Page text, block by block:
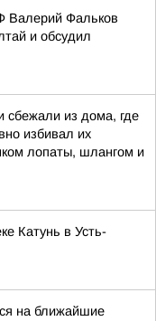
Валерий Фальков
и обсудил
сбежали из дома, где
избивал их
лопаты, шлангом и
Катунь в Усть-
на ближайшие